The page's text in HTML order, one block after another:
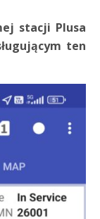
stacji Plusa
ten